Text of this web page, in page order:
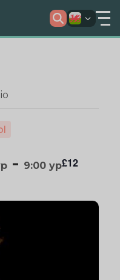
- 9:00 yp£12